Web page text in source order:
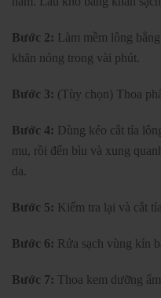
Bước 2: Làm mềm lông
khăn nóng trong vài phút.
Bước 3: (Tùy chọn) Thoa
Bước 4: Dùng kéo cắt tỉa
mu, rồi đến bìu và xung
da.
Bước 5: Kiểm tra lại và cắt
Bước 6: Rửa sạch vùng kín
Bước 7: Thoa kem dưỡng